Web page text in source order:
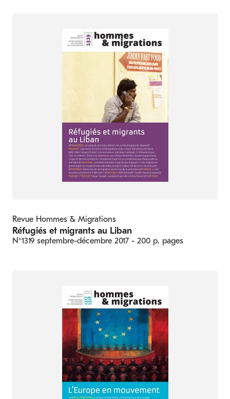
Revue Hommes & Migrations
Réfugiés et migrants au Liban
N°1319 septembre-décembre 2017 - 200 p. pages